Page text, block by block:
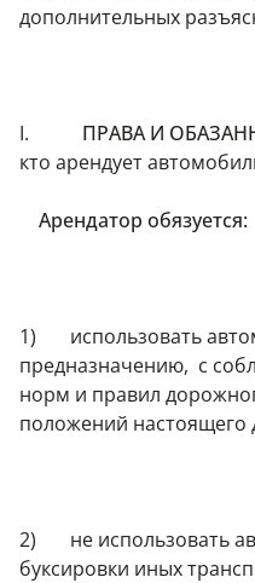
дополнительных
I. ПРАВА И
кто арендует
Арендатор обязуется:
1) использовать
предназначению, с
норм и правил
положений настоящего
2) не использовать
буксировки иных